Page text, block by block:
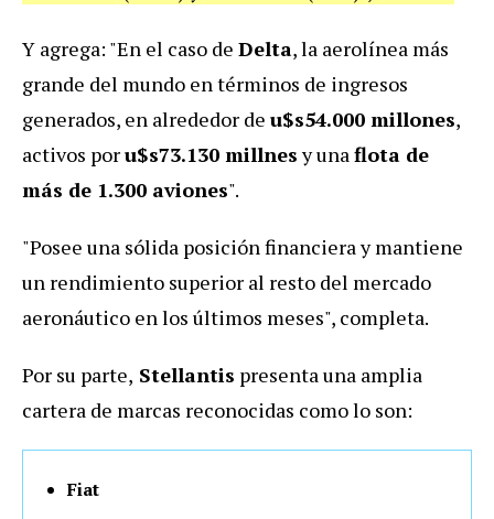
Y agrega: "En el caso de Delta, la aerolínea más
grande del mundo en términos de ingresos
generados, en alrededor de u$s54.000 millones,
activos poru$s73.130 millnesy unaflota de
más de 1.300 aviones".
"Posee una sólida posición financiera y mantiene
un rendimiento superior al resto del mercado
aeronáutico en los últimos meses", completa.
Por su parte, Stellantis presenta una amplia
cartera de marcas reconocidas como lo son:
Fiat